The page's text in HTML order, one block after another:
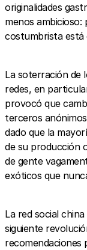
originalidades
menos
costumbrista está
La soterración de
redes, en
provocó que
terceros
dado que la
de su producción
de gente
exóticos que
La red social
siguiente
recomendaciones